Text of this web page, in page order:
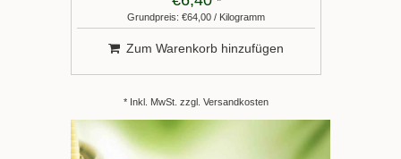
Grundpreis: €64,00 / Kilogramm
Zum Warenkorb hinzufügen
* Inkl. MwSt. zzgl. Versandkosten